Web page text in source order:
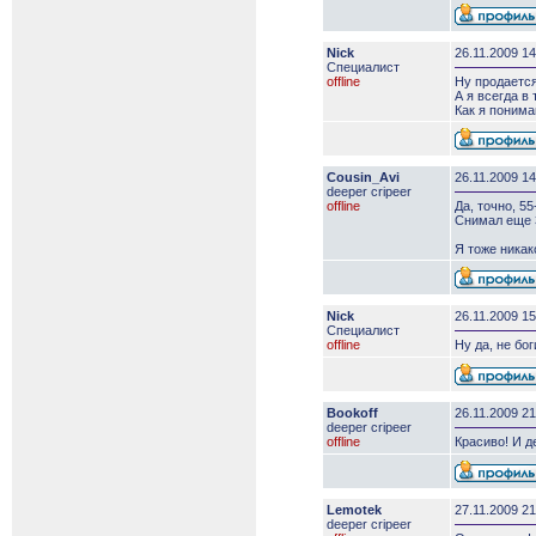
Nick
Специалист
offline
26.11.2009
Ну
А я всегда в
Как я
Cousin_Avi
deeper сripeer
offline
26.11.2009
Да, точно,
Снимал еще
Я тоже
Nick
Специалист
offline
26.11.2009
Ну да, не
Bookoff
deeper сripeer
offline
26.11.2009
Красиво! И
Lemotek
deeper сripeer
27.11.2009